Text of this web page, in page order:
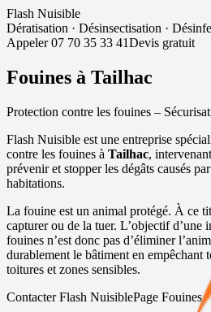
Flash Nuisible
Dératisation · Désinsectisation ·
Appeler 07 70 35 33 41Devis gratuit
Fouines à Tailhac
Protection contre les fouines –
Flash Nuisible est une entreprise
contre les fouines à Tailhac,
prévenir et stopper les dégâts causés
habitations.
La fouine est un animal protégé. À ce
capturer ou de la tuer. L’objectif d’une
fouines n’est donc pas d’éliminer
durablement le bâtiment en empêchant
toitures et zones sensibles.
Contacter Flash NuisiblePage Fouines